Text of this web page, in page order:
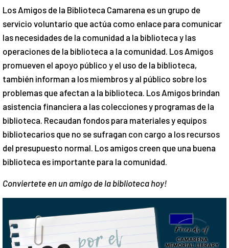
Los Amigos de la Biblioteca Camarena es un grupo de
servicio voluntario que actúa como enlace para comunicar
las necesidades de la comunidad a la biblioteca y las
operaciones de la biblioteca a la comunidad. Los Amigos
promueven el apoyo público y el uso de la biblioteca,
también informan a los miembros y al público sobre los
problemas que afectan a la biblioteca. Los Amigos brindan
asistencia financiera a las colecciones y programas de la
biblioteca. Recaudan fondos para materiales y equipos
bibliotecarios que no se sufragan con cargo a los recursos
del presupuesto normal. Los amigos creen que una buena
biblioteca es importante para la comunidad.
Conviertete en un amigo de la biblioteca hoy!